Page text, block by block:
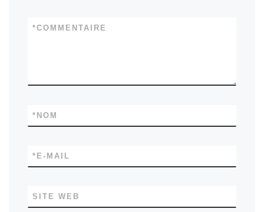
COMMENTAIRE
*
NOM
*
E-MAIL
*
SITE WEB